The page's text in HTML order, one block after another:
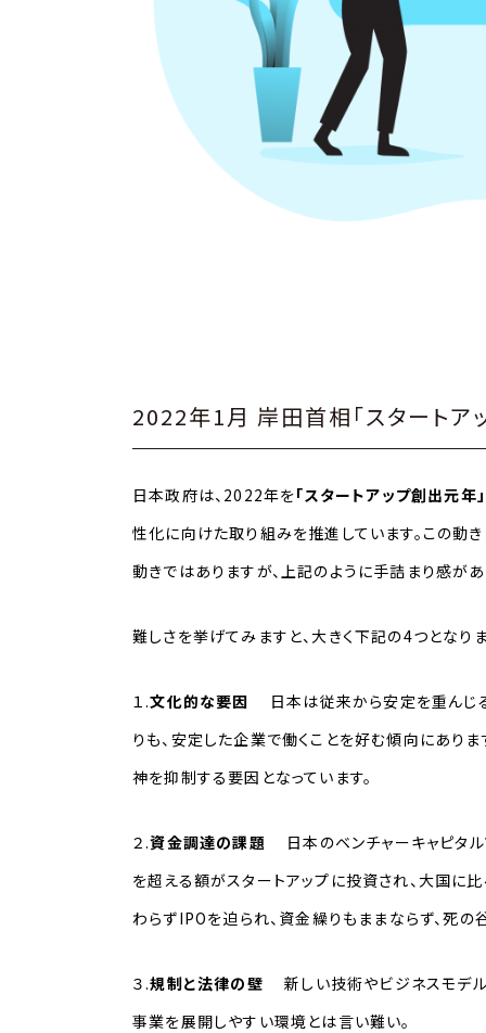
2022年1月 岸田首相「スタートア
日本政府は、2022年を「スタートアップ創出元年」
性化に向けた取り組みを推進しています。この動
動きではありますが、上記のように手詰まり感があ
難しさを挙げてみますと、大きく下記の4つとなりま
１.文化的な要因 日本は従来から安定を重んじ
りも、安定した企業で働くことを好む傾向にあります
神を抑制する要因となっています。
２.資金調達の課題 日本のベンチャーキャピタ
を超える額がスタートアップに投資され、大国に
わらずIPOを迫られ、資金繰りもままならず、死の
３.規制と法律の壁 新しい技術やビジネスモデ
事業を展開しやすい環境とは言い難い。